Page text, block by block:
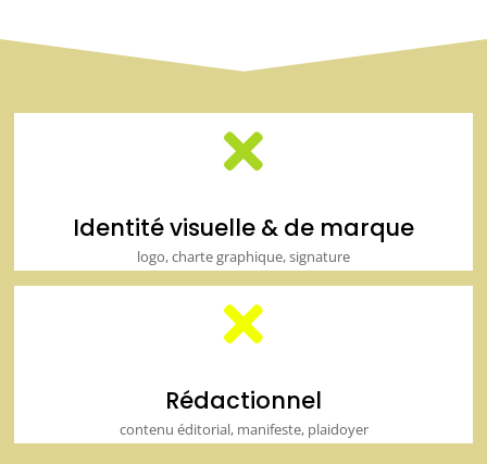

Identité visuelle & de marque
logo, charte graphique, signature

Rédactionnel
contenu éditorial, manifeste, plaidoyer